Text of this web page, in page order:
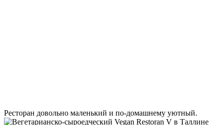
Ресторан довольно маленький и по-домашнему уютный.